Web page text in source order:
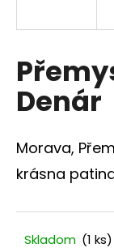
Denár
Morava,
krásna
Skladom (1 ks)
s
ť
?